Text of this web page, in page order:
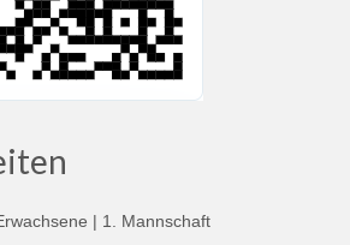
| 1. Mannschaft